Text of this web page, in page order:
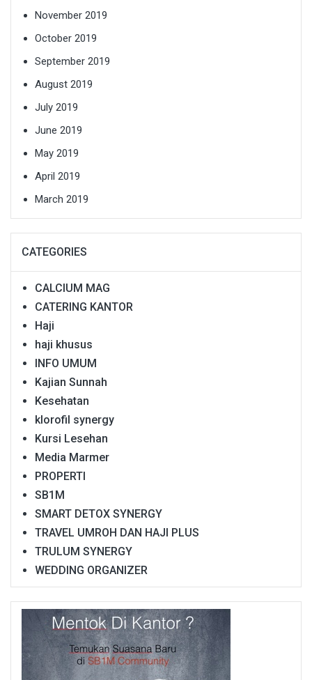
November 2019
October 2019
September 2019
August 2019
July 2019
June 2019
May 2019
April 2019
March 2019
CATEGORIES
CALCIUM MAG
CATERING KANTOR
Haji
haji khusus
INFO UMUM
Kajian Sunnah
Kesehatan
klorofil synergy
Kursi Lesehan
Media Marmer
PROPERTI
SB1M
SMART DETOX SYNERGY
TRAVEL UMROH DAN HAJI PLUS
TRULUM SYNERGY
WEDDING ORGANIZER